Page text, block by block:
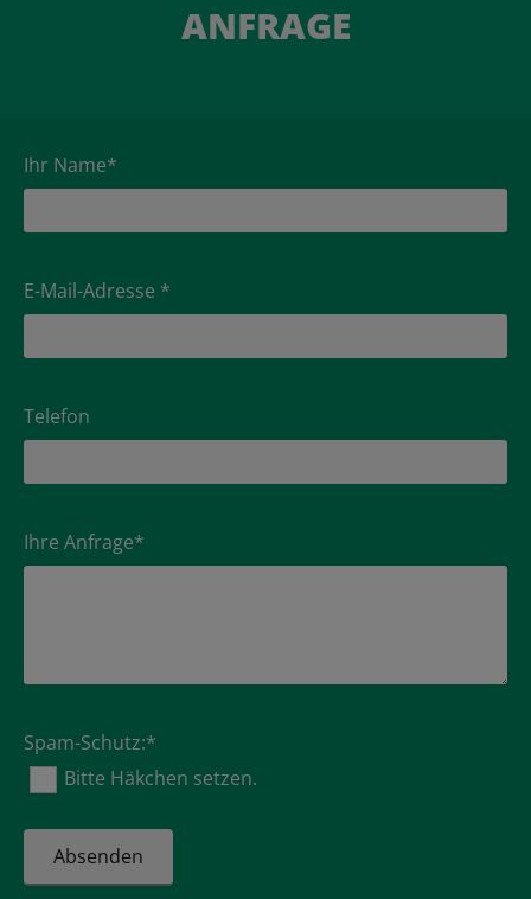
ANFRAGE
Ihr Name*
E-Mail-Adresse *
Telefon
Ihre Anfrage*
Spam-Schutz:*
Bitte Häkchen setzen.